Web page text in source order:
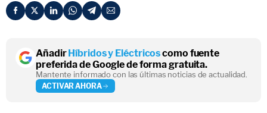
AñadirHíbridos y Eléctricoscomo fuente
preferida de Google de forma gratuita.
Mantente informado con las últimas noticias de actualidad.
ACTIVAR AHORA